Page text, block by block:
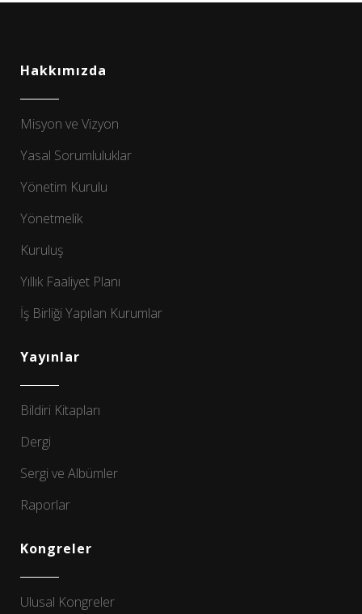
Hakkımızda
Misyon ve Vizyon
Yasal Sorumluluklar
Yönetim Kurulu
Yönetmelik
Kuruluş
Yıllık Faaliyet Planı
İş Birliği Yapılan Kurumlar
Yayınlar
Bildiri Kitapları
Dergi
Sergi ve Albümler
Raporlar
Kongreler
Ulusal Kongreler